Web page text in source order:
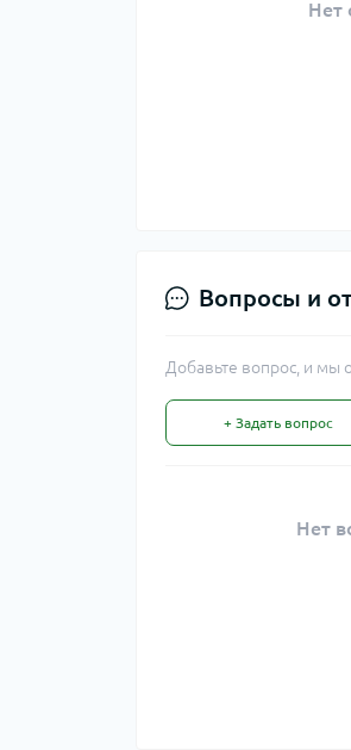
Нет
Вопросы и
Добавьте вопрос, и мы
+ Задать вопрос
Нет